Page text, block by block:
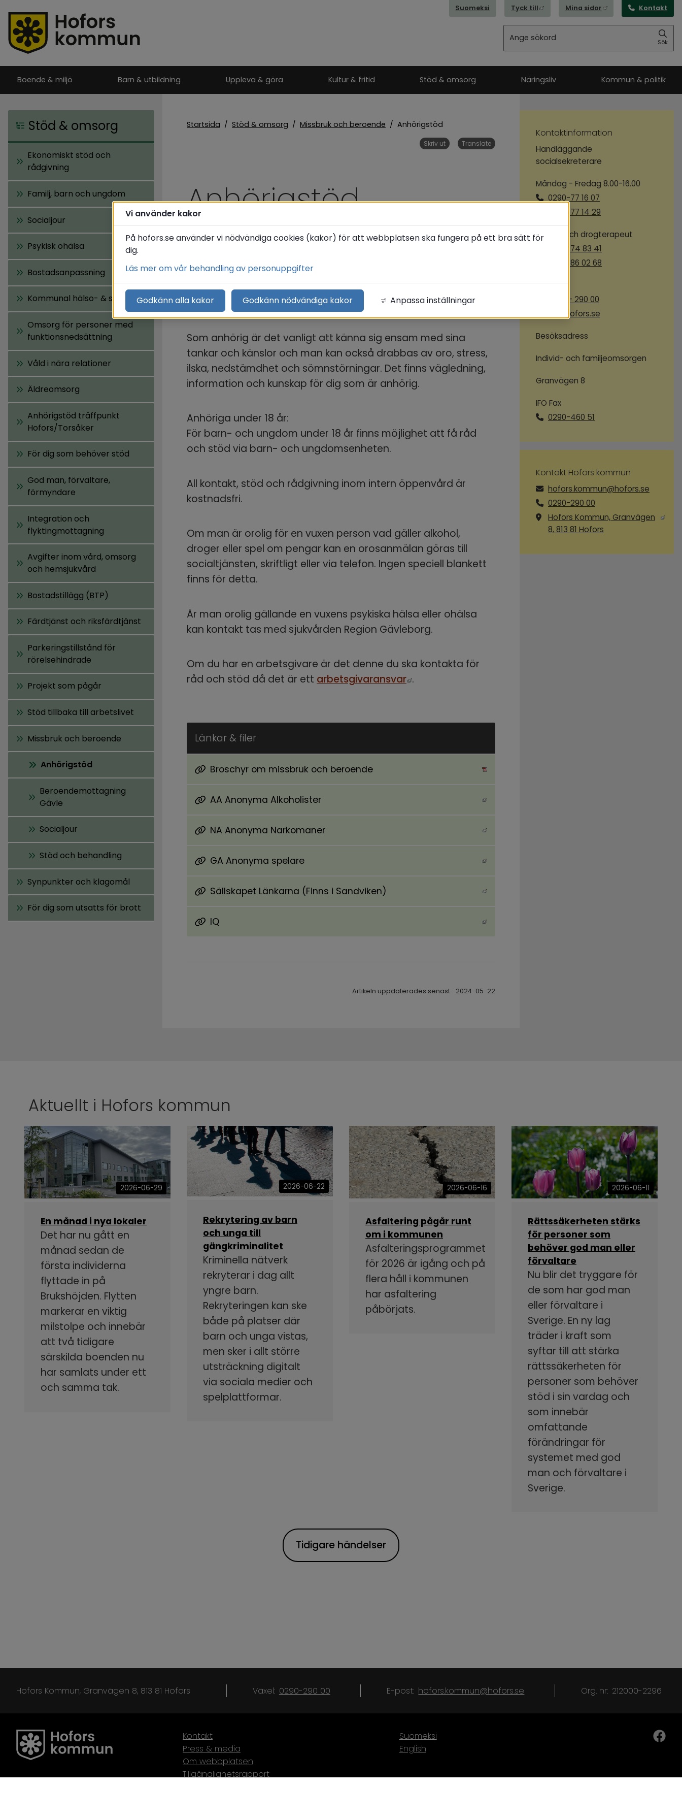
Suomeksi Tyck till Länk till annan webbplats, öppnas i
Mina sidor Länk till annan
Kontakt
Sök
Boende & miljö Barn & utbildning Uppleva & göra Kultur & fritid Stöd & omsorg Näringsliv Kommun & politik
Stöd & omsorg
Ekonomiskt stöd och
rådgivning
Familj, barn och ungdom
Socialjour
Psykisk ohälsa
Bostadsanpassning
Kommunal hälso- & sjukvård
Omsorg för personer med
funktionsnedsättning
Våld i nära relationer
Äldreomsorg
Anhörigstöd träffpunkt
Hofors/Torsåker
För dig som behöver stöd
God man, förvaltare,
förmyndare
Integration och
flyktingmottagning
Avgifter inom vård, omsorg
och hemsjukvård
Bostadstillägg (BTP)
Färdtjänst och riksfärdtjänst
Parkeringstillstånd för
rörelsehindrade
Projekt som pågår
Stöd tillbaka till arbetslivet
Missbruk och beroende
Anhörigstöd
Beroendemottagning
Gävle
Socialjour
Stöd och behandling
Synpunkter och klagomål
För dig som utsatts för brott
Startsida / Stöd & omsorg / Missbruk och beroende / Anhörigstöd
Skriv ut Translate
Anhörigstöd
Till dig som är närstående
Övriga familjemedlemmar tar ibland ett alltför stort ansvar för
den som har ett beroende. Hela familjen drabbas när någon i
familjen har problem med exempelvis alkohol.
Som anhörig är det vanligt att känna sig ensam med sina
tankar och känslor och man kan också drabbas av oro, stress,
ilska, nedstämdhet och sömnstörningar. Det finns vägledning,
information och kunskap för dig som är anhörig.
Anhöriga under 18 år:
För barn- och ungdom under 18 år finns möjlighet att få råd
och stöd via barn- och ungdomsenheten.
All kontakt, stöd och rådgivning inom intern öppenvård är
kostnadsfri.
Om man är orolig för en vuxen person vad gäller alkohol,
droger eller spel om pengar kan en orosanmälan göras till
socialtjänsten, skriftligt eller via telefon. Ingen speciell blankett
finns för detta.
Är man orolig gällande en vuxens psykiska hälsa eller ohälsa
kan kontakt tas med sjukvården Region Gävleborg.
Om du har en arbetsgivare är det denne du ska kontakta för
råd och stöd då det är ett arbetsgivaransvar Länk till annan webbplats, öppnas i nytt fönster.
.
Länkar & filer
Broschyr om missbruk och beroende
Pdf, 310.1 kB.
AA Anonyma Alkoholister
Länk till annan webbplats, öppnas i nytt fönster.
NA Anonyma Narkomaner
Länk till annan webbplats, öppnas i nytt fönster.
GA Anonyma spelare
Länk till annan webbplats, öppnas i nytt fönster.
Sällskapet Länkarna (Finns i Sandviken)
Länk till annan webbplats, öppnas i nytt fönster.
IQ
Länk till annan webbplats, öppnas i nytt fönster.
Artikeln uppdaterades senast: 2024-05-22
Kontaktinformation
Handläggande
socialsekreterare
Måndag - Fredag 8.00-16.00
0290-77 16 07
0290-77 14 29
Alkohol och drogterapeut
070-774 83 41
070-086 02 68
Övrig tid
0290 - 290 00
ifo@hofors.se
Besöksadress
Individ- och familjeomsorgen
Granvägen 8
IFO Fax
0290-460 51
Kontakt Hofors kommun
hofors.kommun@hofors.se
0290-290 00
Hofors Kommun, Granvägen
8, 813 81 Hofors
Aktuellt i Hofors kommun
2026-06-29
En månad i nya lokaler
Det har nu gått en
månad sedan de
första individerna
flyttade in på
Brukshöjden. Flytten
markerar en viktig
milstolpe och innebär
att två tidigare
särskilda boenden nu
har samlats under ett
och samma tak.
2026-06-22
Rekrytering av barn
och unga till
gängkriminalitet
Kriminella nätverk
rekryterar i dag allt
yngre barn.
Rekryteringen kan ske
både på platser där
barn och unga vistas,
men sker i allt större
utsträckning digitalt
via sociala medier och
spelplattformar.
2026-06-16
Asfaltering pågår runt
om i kommunen
Asfalteringsprogrammet
för 2026 är igång och på
flera håll i kommunen
har asfaltering
påbörjats.
2026-06-11
Rättssäkerheten stärks
för personer som
behöver god man eller
förvaltare
Nu blir det tryggare för
de som har god man
eller förvaltare i
Sverige. En ny lag
träder i kraft som
syftar till att stärka
rättssäkerheten för
personer som behöver
stöd i sin vardag och
som innebär
omfattande
förändringar för
systemet med god
man och förvaltare i
Sverige.
Tidigare händelser
Hofors Kommun, Granvägen 8, 813 81 Hofors Växel: 0290-290 00 E-post: hofors.kommun@hofors.se Org. nr: 212000-2296
Kontakt
Press & media
Om webbplatsen
Tillgänglighetsrapport
Suomeksi
English
Vi använder kakor
På hofors.se använder vi nödvändiga cookies (kakor) för att webbplatsen ska fungera på ett bra sätt för
dig.
Läs mer om vår behandling av personuppgifter
Godkänn alla kakor Godkänn nödvändiga kakor Anpassa inställningar